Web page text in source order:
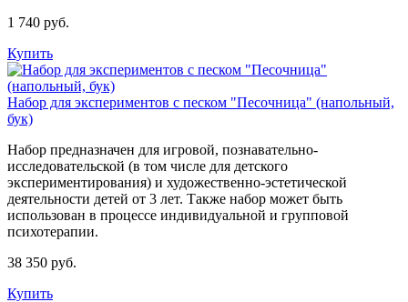
1 740 руб.
Купить
Набор для экспериментов с песком "Песочница" (напольный,
бук)
​Набор предназначен для игровой, познавательно-
исследовательской (в том числе для детского
экспериментирования) и художественно-эстетической
деятельности детей от 3 лет. Также набор может быть
использован в процессе индивидуальной и групповой
психотерапии.
38 350 руб.
Купить